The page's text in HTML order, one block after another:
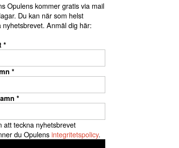
Opulens kommer gratis via mail
Du kan när som helst
nyhetsbrevet. Anmäl dig här:
*
*
*
att teckna nyhetsbrevet
du Opulensintegritetspolicy.